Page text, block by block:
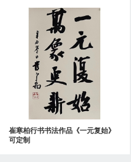
崔寒柏行书书法作品《一元复始》
可定制